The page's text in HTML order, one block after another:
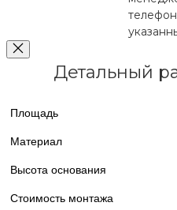
Детальный
Площадь
Материал
Высота основания
Стоимость монтажа